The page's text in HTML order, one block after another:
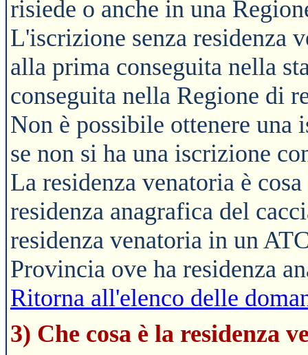
risiede o anche in una
L'iscrizione senza residenza
alla prima conseguita nella
conseguita nella Regione di
Non è possibile ottenere una
se non si ha una iscrizione
La residenza venatoria è
residenza anagrafica del
residenza venatoria in un
Provincia ove ha residenza
Ritorna all'elenco delle
3) Che cosa è la residenza